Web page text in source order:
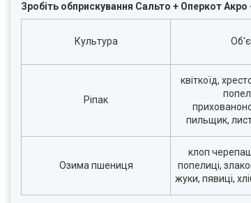
Зробіть обприскування Сальто + Оперкот
Культура
Ріпак
квіткоїд,
пильщик,
Озима пшениця
клоп
попелиці,
жуки, пявиці,